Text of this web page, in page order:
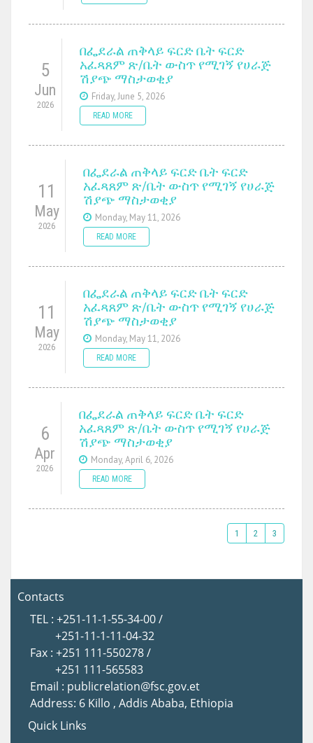
5
Jun
2026
በፌደራል ጠቅላይ ፍርድ ቤት ፍርድ
አፈጻጸም ጽ/ቤት ውስጥ የሚገኝ የሀራጅ
ሽያጭ ማስታወቂያ
Friday, June 5, 2026
READ MORE
11
May
2026
በፌደራል ጠቅላይ ፍርድ ቤት ፍርድ
አፈጻጸም ጽ/ቤት ውስጥ የሚገኝ የሀራጅ
ሽያጭ ማስታወቂያ
Monday, May 11, 2026
READ MORE
11
May
2026
በፌደራል ጠቅላይ ፍርድ ቤት ፍርድ
አፈጻጸም ጽ/ቤት ውስጥ የሚገኝ የሀራጅ
ሽያጭ ማስታወቂያ
Monday, May 11, 2026
READ MORE
6
Apr
2026
በፌደራል ጠቅላይ ፍርድ ቤት ፍርድ
አፈጻጸም ጽ/ቤት ውስጥ የሚገኝ የሀራጅ
ሽያጭ ማስታወቂያ
Monday, April 6, 2026
READ MORE
1 2 3
Contacts
TEL : +251-11-1-55-34-00 /
+251-11-1-11-04-32
Fax : +251 111-550278 /
+251 111-565583
Email : publicrelation@fsc.gov.et
Address: 6 Killo , Addis Ababa, Ethiopia
Quick Links